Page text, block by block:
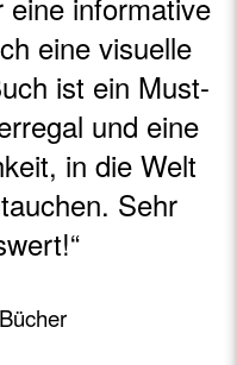
eine visuelle
ist ein Must-
und eine
in die Welt
Sehr